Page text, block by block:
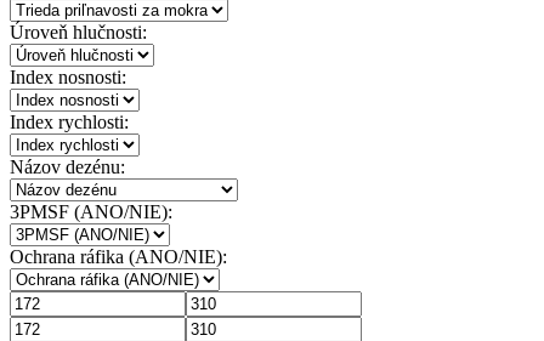
Úroveň hlučnosti:
Index nosnosti:
Index rychlosti:
Názov dezénu:
3PMSF (ANO/NIE):
Ochrana ráfika (ANO/NIE):